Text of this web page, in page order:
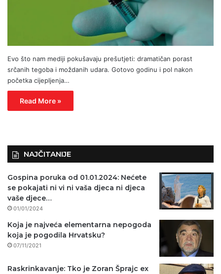
Evo što nam mediji pokušavaju prešutjeti: dramatičan porast
srčanih tegoba i moždanih udara. Gotovo godinu i pol nakon
početka cijepljenja…
Read More »
NAJČITANIJE
Gospina poruka od 01.01.2024: Nećete
se pokajati ni vi ni vaša djeca ni djeca
vaše djece…
01/01/2024
Koja je najveća elementarna nepogoda
koja je pogodila Hrvatsku?
07/11/2021
Raskrinkavanje: Tko je Zoran Šprajc ex